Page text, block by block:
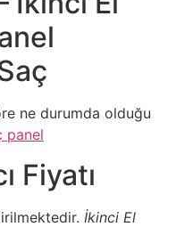
ne durumda olduğu
panel
Fiyatı
İkinci El